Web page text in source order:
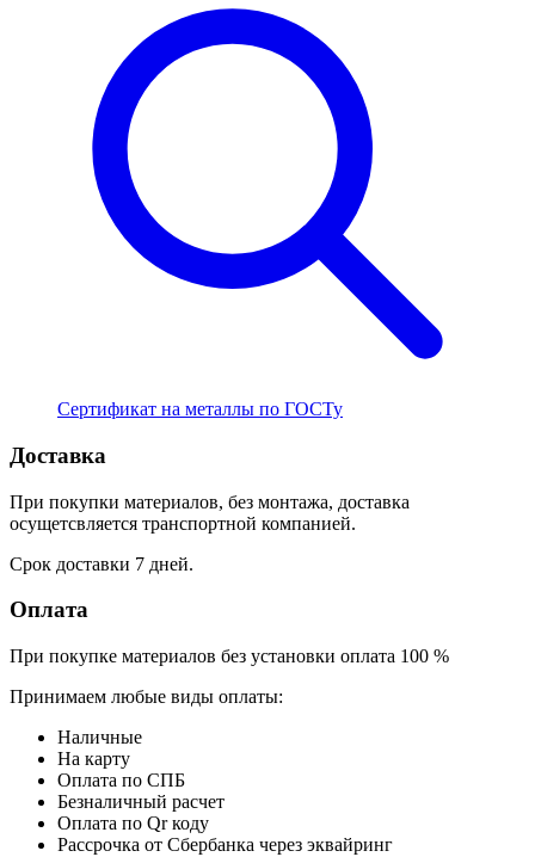
Сертификат на металлы по ГОСТу
Доставка
При покупки материалов, без монтажа, доставка
осущетсвляется транспортной компанией.
Срок доставки 7 дней.
Оплата
При покупке материалов без установки оплата 100 %
Принимаем любые виды оплаты:
Наличные
На карту
Оплата по СПБ
Безналичный расчет
Оплата по Qr коду
Рассрочка от Сбербанка через эквайринг